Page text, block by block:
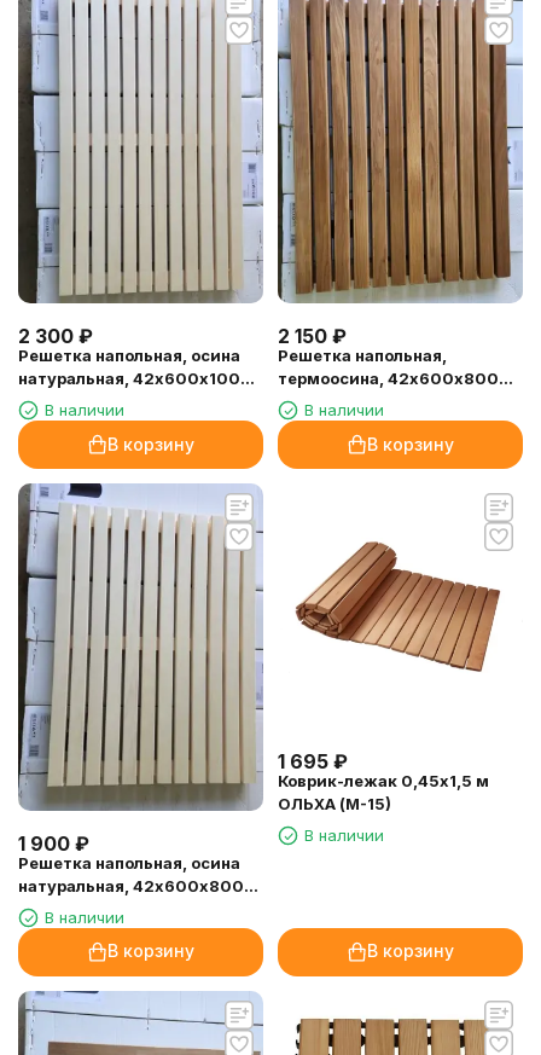
2 300 ₽
Решетка напольная, осина
натуральная, 42х600х1000
мм.В наличии
В корзину
2 150 ₽
Решетка напольная,
термоосина, 42х600х800
мм.В наличии
В корзину
1 900 ₽
Решетка напольная, осина
натуральная, 42х600х800
мм.В наличии
В корзину
1 695 ₽
Коврик-лежак 0,45х1,5 м
ОЛЬХА (М-15)
В наличии
В корзину